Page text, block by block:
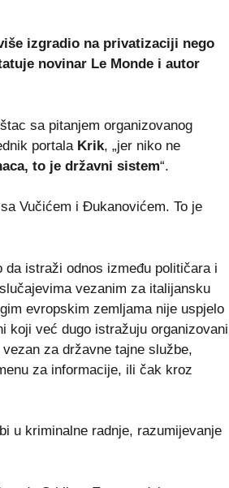
izgradio na privatizaciji nego
novinar Le Monde i autor
sa pitanjem organizovanog
portala Krik, „jer niko ne
to je državni sistem“.
Vučićem i Đukanovićem. To je
istraži odnos između političara i
vezanim za italijansku
evropskim zemljama nije uspjelo
koji već dugo istražuju organizovani
za državne tajne službe,
za informacije, ili čak kroz
u kriminalne radnje, razumijevanje